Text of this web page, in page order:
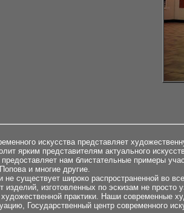
искусства представляет
ярким представителям актуального
предоставляет нам блистательные примеры
и многие другие.
существует широко распространенной во
изделий, изготовленных по эскизам не
практики. Наши современные
Государственный центр современного